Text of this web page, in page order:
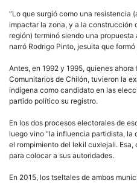
“Lo que surgió como una resistencia
impactar la zona, y a la construcción
región) terminó siendo una
narró Rodrigo Pinto, jesuita que
Antes, en 1992 y 1995, quienes
Comunitarios de Chilón, tuvieron la
indígena como candidato en las
partido político su registro.
En los dos procesos electorales de
luego vino “la influencia partidista, la
el rompimiento del lekil cuxlejali.
para colocar a sus autoridades.
En 2015, los tseltales de ambos